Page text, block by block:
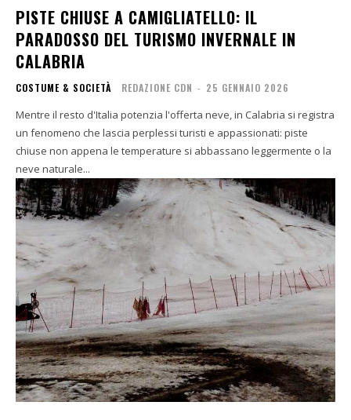
PISTE CHIUSE A CAMIGLIATELLO: IL
PARADOSSO DEL TURISMO INVERNALE IN
CALABRIA
COSTUME & SOCIETÀ REDAZIONE CDN - 25 GENNAIO 2026
Mentre il resto d'Italia potenzia l'offerta neve, in Calabria si registra
un fenomeno che lascia perplessi turisti e appassionati: piste
chiuse non appena le temperature si abbassano leggermente o la
neve naturale...